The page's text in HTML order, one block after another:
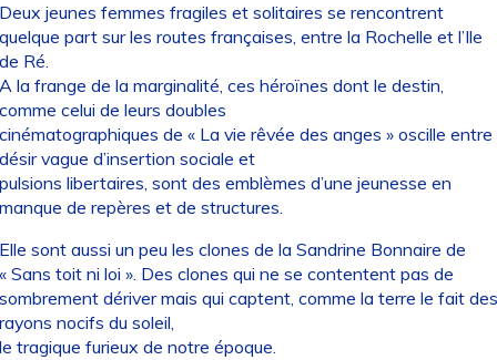
jeunes femmes fragiles et solitaires se rencontrent
part sur les routes françaises, entre la Rochelle et l’Ile
Ré.
la frange de la marginalité, ces héroïnes dont le destin,
celui de leurs doubles
de « La vie rêvée des anges » oscille entre
vague d’insertion sociale et
libertaires, sont des emblèmes d’une jeunesse en
de repères et de structures.
sont aussi un peu les clones de la Sandrine Bonnaire de
Sans toit ni loi ». Des clones qui ne se contentent pas de
dériver mais qui captent, comme la terre le fait des
nocifs du soleil,
tragique furieux de notre époque.